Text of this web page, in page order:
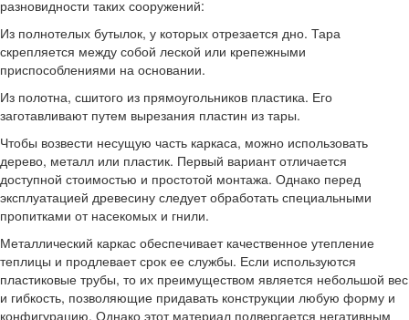
разновидности таких сооружений:
Из полнотелых бутылок, у которых отрезается дно. Тара
скрепляется между собой леской или крепежными
приспособлениями на основании.
Из полотна, сшитого из прямоугольников пластика. Его
заготавливают путем вырезания пластин из тары.
Чтобы возвести несущую часть каркаса, можно использовать
дерево, металл или пластик. Первый вариант отличается
доступной стоимостью и простотой монтажа. Однако перед
эксплуатацией древесину следует обработать специальными
пропитками от насекомых и гнили.
Металлический каркас обеспечивает качественное утепление
теплицы и продлевает срок ее службы. Если используются
пластиковые трубы, то их преимуществом является небольшой вес
и гибкость, позволяющие придавать конструкции любую форму и
конфигурацию. Однако этот материал подвергается негативным